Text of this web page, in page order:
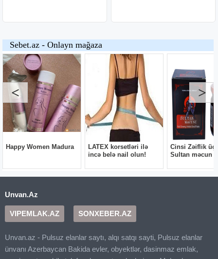
Unvan.Az
VIPEMLAK.AZ SONXEBER.AZ
Unvan.az - Pulsuz elanlar saytı, alqı satqı sayti, Pulsuz elanlar
ünvanı Azerbaycan Bakida evler, obyektlər, dasinmaz emlak,